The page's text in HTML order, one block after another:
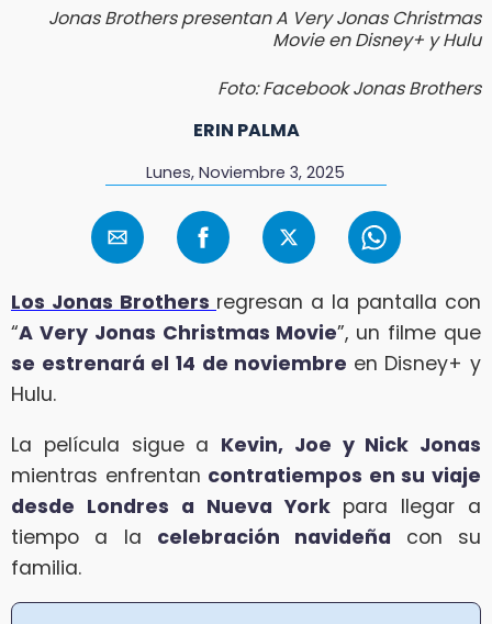
Jonas Brothers presentan A Very Jonas Christmas
Movie en Disney+ y Hulu
Foto: Facebook Jonas Brothers
ERIN PALMA
Lunes, Noviembre 3, 2025
Los Jonas Brothers regresan a la pantalla con
“A Very Jonas Christmas Movie”, un filme que
se estrenará el 14 de noviembre en Disney+ y
Hulu.
La película sigue a Kevin, Joe y Nick Jonas
mientras enfrentan contratiempos en su viaje
desde Londres a Nueva York para llegar a
tiempo a la celebración navideña con su
familia.